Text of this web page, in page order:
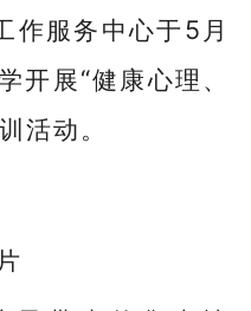
作服务中心于5月
开展“健康心理、
活动。